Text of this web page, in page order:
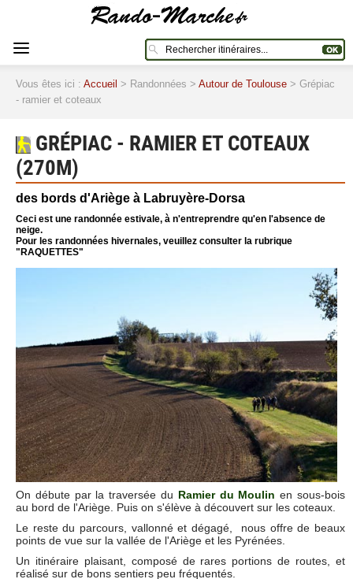
Vous êtes ici : Accueil > Randonnées > Autour de Toulouse > Grépiac
- ramier et coteaux
GRÉPIAC - RAMIER ET COTEAUX
(270M)
des bords d'Ariège à Labruyère-Dorsa
Ceci est une randonnée estivale, à n'entreprendre qu'en l'absence de
neige.
Pour les randonnées hivernales, veuillez consulter la rubrique
"RAQUETTES"
On débute par la traversée du Ramier du Moulin en sous-bois
au bord de l'Ariège. Puis on s'élève à découvert sur les coteaux.
Le reste du parcours, vallonné et dégagé, nous offre de beaux
points de vue sur la vallée de l'Ariège et les Pyrénées.
Un itinéraire plaisant, composé de rares portions de routes, et
réalisé sur de bons sentiers peu fréquentés.